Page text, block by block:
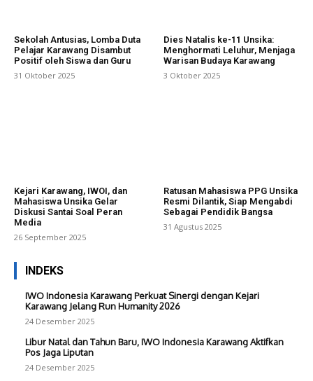
Sekolah Antusias, Lomba Duta
Pelajar Karawang Disambut
Positif oleh Siswa dan Guru
31 Oktober 2025
Dies Natalis ke-11 Unsika:
Menghormati Leluhur, Menjaga
Warisan Budaya Karawang
3 Oktober 2025
Kejari Karawang, IWOI, dan
Mahasiswa Unsika Gelar
Diskusi Santai Soal Peran
Media
26 September 2025
Ratusan Mahasiswa PPG Unsika
Resmi Dilantik, Siap Mengabdi
Sebagai Pendidik Bangsa
31 Agustus 2025
INDEKS
IWO Indonesia Karawang Perkuat Sinergi dengan Kejari
Karawang Jelang Run Humanity 2026
24 Desember 2025
Libur Natal dan Tahun Baru, IWO Indonesia Karawang Aktifkan
Pos Jaga Liputan
24 Desember 2025